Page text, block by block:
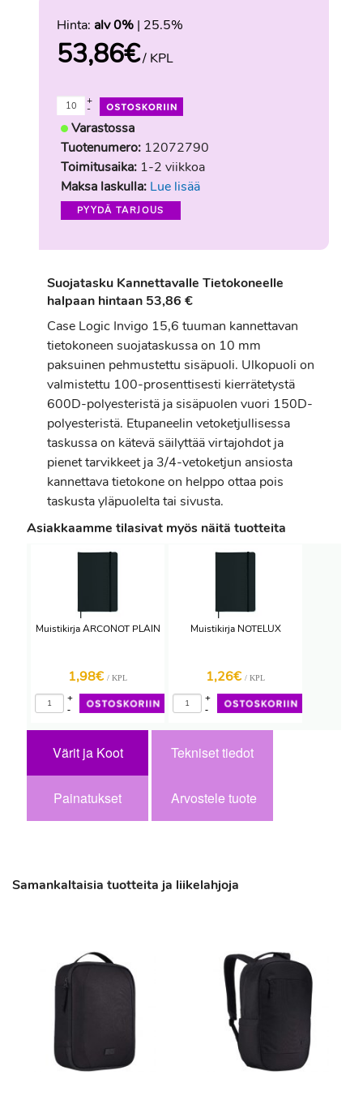
Hinta: alv 0% | 25.5%
53,86€/ KPL
-
+
Varastossa
Tuotenumero: 12072790
Toimitusaika: 1-2 viikkoa
Maksa laskulla: Lue lisää
PYYDÄ TARJOUS
Suojatasku Kannettavalle Tietokoneelle
halpaan hintaan 53,86 €
Case Logic Invigo 15,6 tuuman kannettavan
tietokoneen suojataskussa on 10 mm
paksuinen pehmustettu sisäpuoli. Ulkopuoli on
valmistettu 100-prosenttisesti kierrätetystä
600D-polyesteristä ja sisäpuolen vuori 150D-
polyesteristä. Etupaneelin vetoketjullisessa
taskussa on kätevä säilyttää virtajohdot ja
pienet tarvikkeet ja 3/4-vetoketjun ansiosta
kannettava tietokone on helppo ottaa pois
taskusta yläpuolelta tai sivusta.
Asiakkaamme tilasivat myös näitä tuotteita
Muistikirja ARCONOT PLAIN
1,98€ / KPL
-
+
Muistikirja NOTELUX
1,26€ / KPL
-
+
Värit ja Koot Tekniset tiedot
Painatukset Arvostele tuote
Samankaltaisia tuotteita ja liikelahjoja